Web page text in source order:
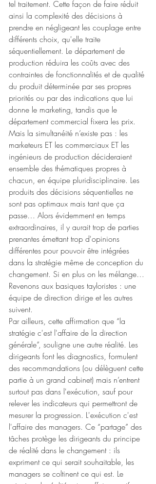
tel traitement. Cette façon de faire réduit
ainsi la complexité des décisions à
prendre en négligeant les couplage entre
différents choix, qu'elle traite
séquentiellement. Le département de
production réduira les coûts avec des
contraintes de fonctionnalités et de qualité
du produit déterminée par ses propres
priorités ou par des indications que lui
donne le marketing, tandis que le
département commercial fixera les prix.
Mais la simultanéité n’existe pas : les
marketeurs ET les commerciaux ET les
ingénieurs de production décideraient
ensemble des thématiques propres à
chacun, en équipe pluridisciplinaire. Les
produits des décisions séquentielles ne
sont pas optimaux mais tant que ça
passe… Alors évidemment en temps
extraordinaires, il y aurait trop de parties
prenantes émettant trop d'opinions
différentes pour pouvoir être intégrées
dans la stratégie même de conception du
changement. Si en plus on les mélange…
Revenons aux basiques tayloristes : une
équipe de direction dirige et les autres
suivent.
Par ailleurs, cette affirmation que “la
stratégie c'est l'affaire de la direction
générale”, souligne une autre réalité. Les
dirigeants font les diagnostics, formulent
des recommandations (ou délèguent cette
partie à un grand cabinet) mais n’entrent
surtout pas dans l'exécution, sauf pour
relever les indicateurs qui permettront de
mesurer la progression. L'exécution c'est
l'affaire des managers. Ce “partage” des
tâches protège les dirigeants du principe
de réalité dans le changement : ils
expriment ce qui serait souhaitable, les
managers se coltinent ce qui est. Le